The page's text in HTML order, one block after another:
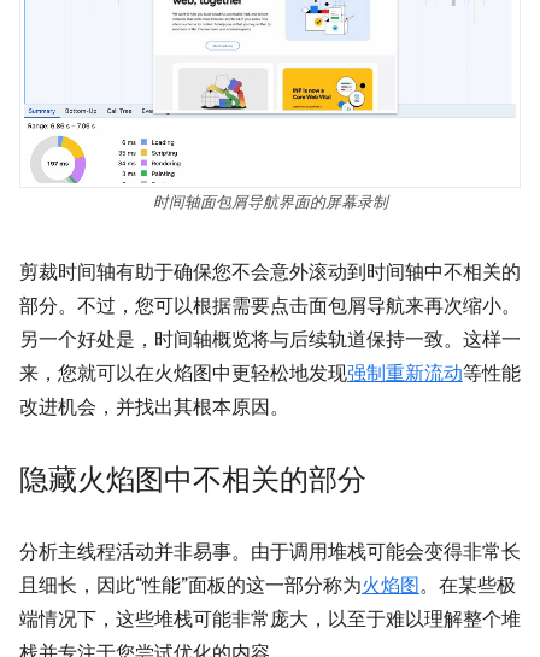
时间轴面包屑导航界面的屏幕录制
剪裁时间轴有助于确保您不会意外滚动到时间轴中不相关的
部分。不过，您可以根据需要点击面包屑导航来再次缩小。
另一个好处是，时间轴概览将与后续轨道保持一致。这样一
来，您就可以在火焰图中更轻松地发现强制重新流动等性能
改进机会，并找出其根本原因。
隐藏火焰图中不相关的部分
分析主线程活动并非易事。由于调用堆栈可能会变得非常长
且细长，因此“性能”面板的这一部分称为火焰图。在某些极
端情况下，这些堆栈可能非常庞大，以至于难以理解整个堆